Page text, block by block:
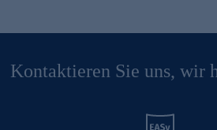
Kontaktieren Sie uns, wir